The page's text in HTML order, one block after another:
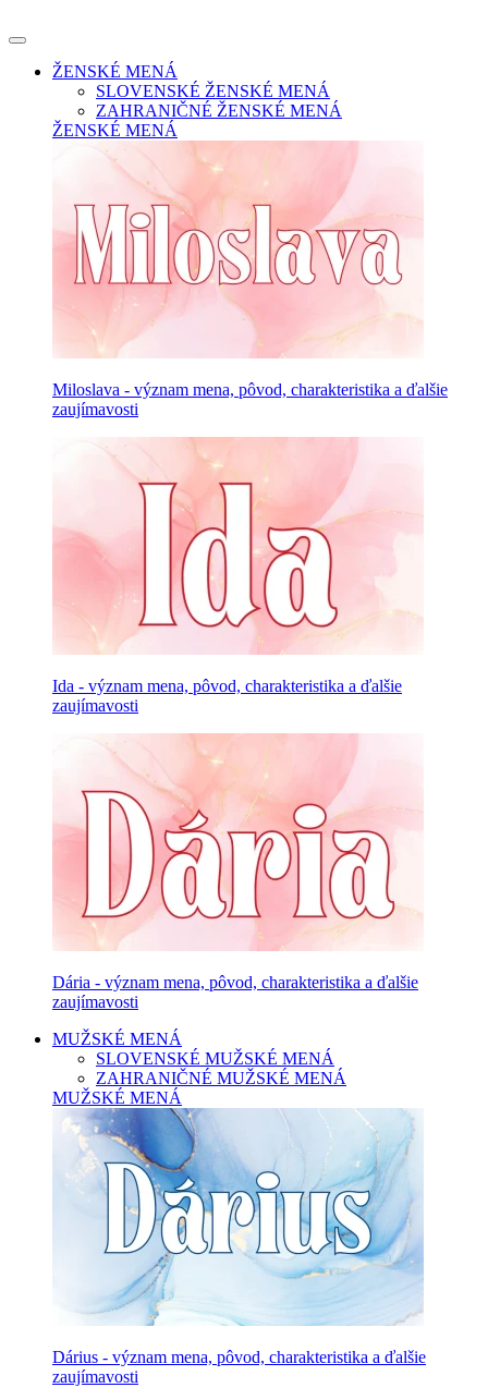
ŽENSKÉ MENÁ
SLOVENSKÉ ŽENSKÉ MENÁ
ZAHRANIČNÉ ŽENSKÉ MENÁ
ŽENSKÉ MENÁ
Miloslava - význam mena, pôvod, charakteristika a ďalšie
zaujímavosti
Ida - význam mena, pôvod, charakteristika a ďalšie
zaujímavosti
Dária - význam mena, pôvod, charakteristika a ďalšie
zaujímavosti
MUŽSKÉ MENÁ
SLOVENSKÉ MUŽSKÉ MENÁ
ZAHRANIČNÉ MUŽSKÉ MENÁ
MUŽSKÉ MENÁ
Dárius - význam mena, pôvod, charakteristika a ďalšie
zaujímavosti